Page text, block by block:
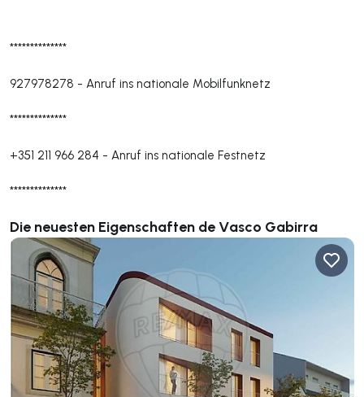
**************
927978278 - Anruf ins nationale Mobilfunknetz
**************
+351 211 966 284 - Anruf ins nationale Festnetz
**************
Die neuesten Eigenschaften de Vasco Gabirra